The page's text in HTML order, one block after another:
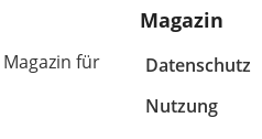
nicht jeder ist auf die Kosten
einer Hubschrauber-Rettung
vorbereitet. Ein aktueller Fall
Österreich hat verdeutlicht, wie
Magazin für
Magazin
Datenschutz
Nutzung